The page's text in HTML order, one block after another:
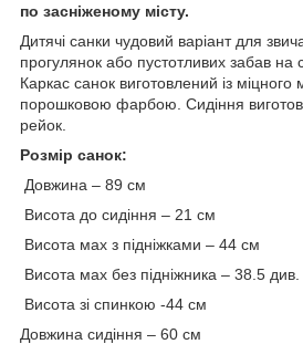
по засніженому місту.
Дитячі санки чудовий варіант для
прогулянок або пустотливих забав на
Каркас санок виготовлений із міцного
порошковою фарбою. Сидіння
рейок.
Розмір санок:
Довжина – 89 см
Висота до сидіння – 21 см
Висота мах з підніжками – 44 см
Висота мах без підніжника – 38.5 див.
Висота зі спинкою -44 см
Довжина сидіння – 60 см